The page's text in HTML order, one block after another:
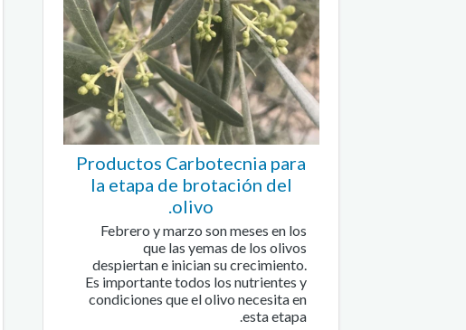
Productos Carbotecnia para
la etapa de brotación del
olivo.
Febrero y marzo son meses en los
que las yemas de los olivos
despiertan e inician su crecimiento.
Es importante todos los nutrientes y
condiciones que el olivo necesita en
esta etapa.